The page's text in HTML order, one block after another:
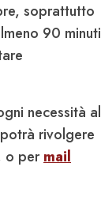
soprattutto
90 minuti
necessità al
rivolgere
o permail